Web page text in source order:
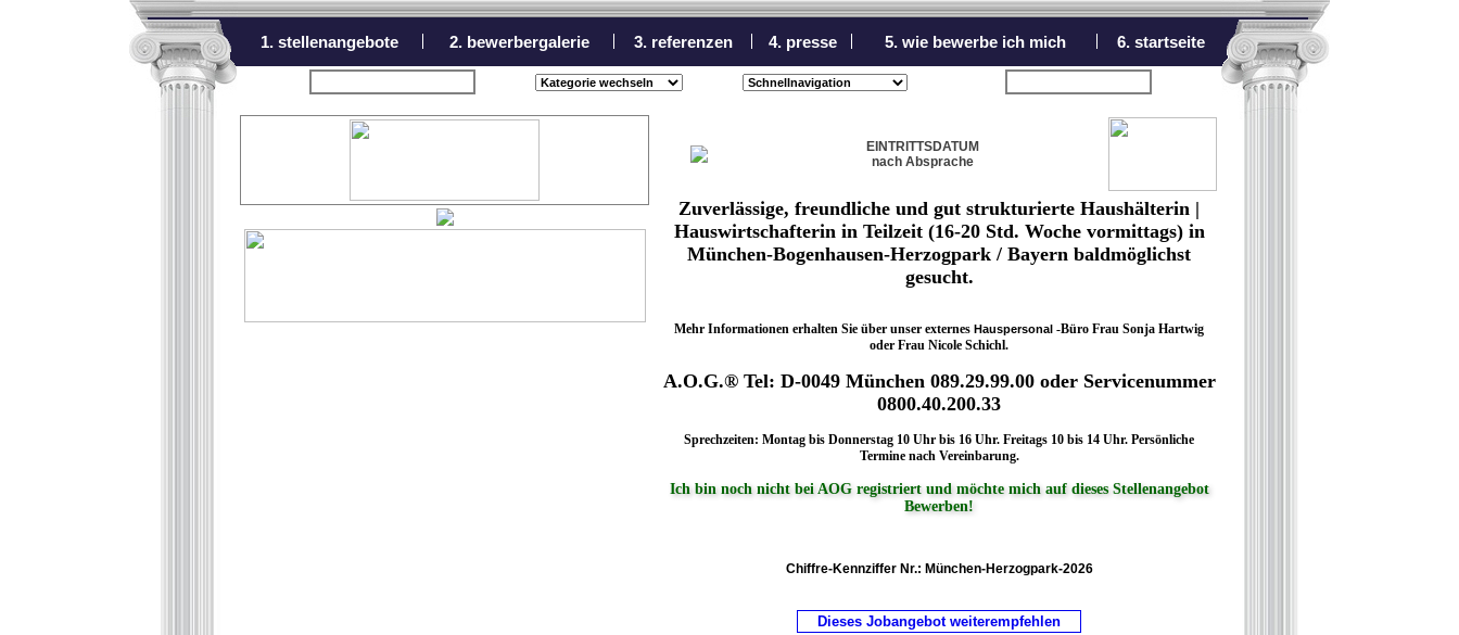
1. stellenangebote 2. bewerbergalerie 3. referenzen 4. presse 5. wie bewerbe ich mich 6. startseite
EINTRITTSDATUM
nach Absprache
Zuverlässige, freundliche und gut strukturierte Haushälterin |
Hauswirtschafterin in Teilzeit (16-20 Std. Woche vormittags) in
München-Bogenhausen-Herzogpark / Bayern baldmöglichst
gesucht.
Mehr Informationen erhalten Sie über unser externes Hauspersonal -Büro Frau Sonja Hartwig
oder Frau Nicole Schichl.
A.O.G.® Tel: D-0049 München 089.29.99.00 oder Servicenummer
0800.40.200.33
Sprechzeiten: Montag bis Donnerstag 10 Uhr bis 16 Uhr. Freitags 10 bis 14 Uhr. Persönliche
Termine nach Vereinbarung.
Ich bin noch nicht bei AOG registriert und möchte mich auf dieses Stellenangebot
Bewerben!
Chiffre-Kennziffer Nr.: München-Herzogpark-2026
Dieses Jobangebot weiterempfehlen